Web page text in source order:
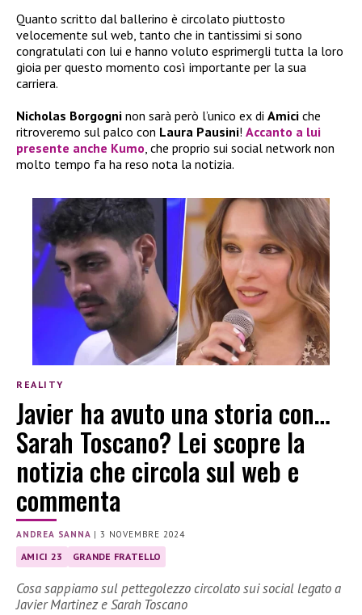
Quanto scritto dal ballerino è circolato piuttosto
velocemente sul web, tanto che in tantissimi si sono
congratulati con lui e hanno voluto esprimergli tutta la loro
gioia per questo momento così importante per la sua
carriera.
Nicholas Borgogni non sarà però l’unico ex di Amici che
ritroveremo sul palco con Laura Pausini! Accanto a lui
presente anche Kumo, che proprio sui social network non
molto tempo fa ha reso nota la notizia.
REALITY
Javier ha avuto una storia con…
Sarah Toscano? Lei scopre la
notizia che circola sul web e
commenta
ANDREA SANNA |3 NOVEMBRE 2024
AMICI 23 GRANDE FRATELLO
Cosa sappiamo sul pettegolezzo circolato sui social legato a
Javier Martinez e Sarah Toscano